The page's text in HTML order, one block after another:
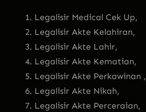
Legalisir Medical Cek Up,
Legalisir Akte Kelahiran,
Legalisir Akte Lahir,
Legalisir Akte Kematian,
Legalisir Akte Perkawinan ,
Legalisir Akte Nikah,
Legalisir Akte Perceraian,